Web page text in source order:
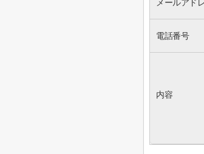
メールアド
電話番号
内容